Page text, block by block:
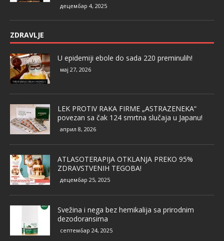
децембар 4, 2025
ZDRAVLJE
U epidemiji ebole do sada 220 preminulih!
мај 27, 2026
LEK PROTIV RAKA FIRME „ASTRAZENEKA“
povezan sa čak 124 smrtna slučaja u Japanu!
април 8, 2026
ATLASOTERAPIJA OTKLANJA PREKO 95%
ZDRAVSTVENIH TEGOBA!
децембар 25, 2025
Svežina i nega bez hemikalija sa prirodnim
dezodoransima
септембар 24, 2025